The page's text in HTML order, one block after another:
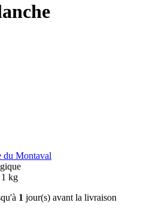
du Montaval
kg
1 jour(s) avant la livraison